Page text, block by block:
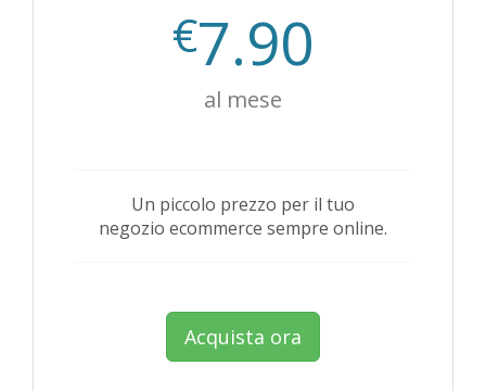
€7.90
al mese
Un piccolo prezzo per il tuo
negozio ecommerce sempre online.
Acquista ora